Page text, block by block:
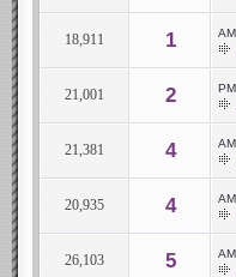
1
18,911
2
21,001
4
21,381
4
20,935
5
26,103